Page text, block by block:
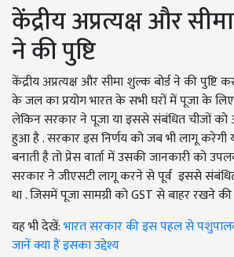
केंद्रीय अप्रत्यक्ष और
ने की पुष्टि
केंद्रीय अप्रत्यक्ष और सीमा शुल्क बोर्ड ने की पुष्टि
के जल का प्रयोग भारत के सभी घरों में पूजा के लिए
लेकिन सरकार ने पूजा या इससे संबंधित चीजों को
हुआ है . सरकार इस निर्णय को जब भी लागू करेगी
बनाती है तो प्रेस वार्ता में उसकी जानकारी को
सरकार ने जीएसटी लागू करने से पूर्व इससे
था . जिसमें पूजा सामग्री को GST से बाहर रखने
यह भी देखें:भारत सरकार की इस पहल से
जानें क्या हैं इसका उद्देश्य